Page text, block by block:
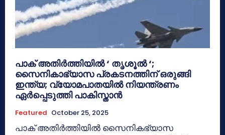
പാക് അതിര്‍ത്തിയില്‍ ‘ തൃശൂല്‍ ‘;
സൈനികാഭ്യാസ പ്രകടനത്തിന് ഒരുങ്ങി
ഇന്ത്യ; വ്യോമപാതയില്‍ നിയന്ത്രണം
ഏര്‍പ്പെടുത്തി പാകിസ്താന്‍
Featured October 25, 2025
പാക് അതിര്‍ത്തിയില്‍ സൈനികഭ്യാസ